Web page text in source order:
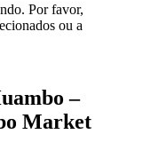
Por favor,
ou a
–
Market